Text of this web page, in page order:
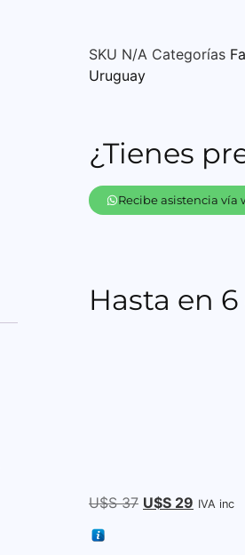
SKU N/A Categorías
Uruguay
¿Tienes
Recibe asistencia vía
Hasta en
U$S37 U$S 29 IVA inc